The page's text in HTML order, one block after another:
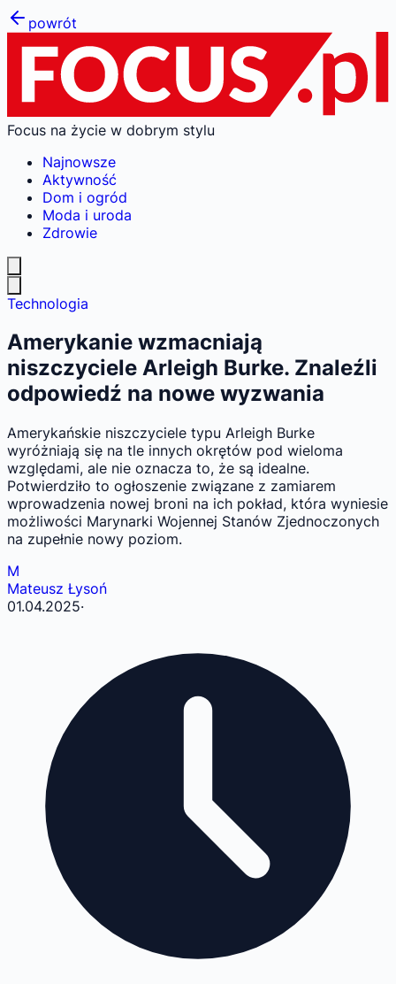
powrót
Focus na życie w dobrym stylu
Najnowsze
Aktywność
Dom i ogród
Moda i uroda
Zdrowie
Technologia
Amerykanie wzmacniają
niszczyciele Arleigh Burke. Znaleźli
odpowiedź na nowe wyzwania
Amerykańskie niszczyciele typu Arleigh Burke
wyróżniają się na tle innych okrętów pod wieloma
względami, ale nie oznacza to, że są idealne.
Potwierdziło to ogłoszenie związane z zamiarem
wprowadzenia nowej broni na ich pokład, która wyniesie
możliwości Marynarki Wojennej Stanów Zjednoczonych
na zupełnie nowy poziom.
M
Mateusz Łysoń
01.04.2025·